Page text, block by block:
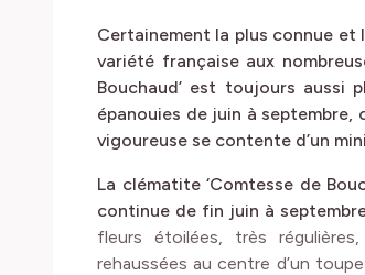
Certainement la plus connue
variété française aux
Bouchaud’ est toujours aussi
épanouies de juin à
vigoureuse se contente d’un
La clématite ‘Comtesse de
continue de fin juin à
fleurs étoilées, très
rehaussées au centre d’un